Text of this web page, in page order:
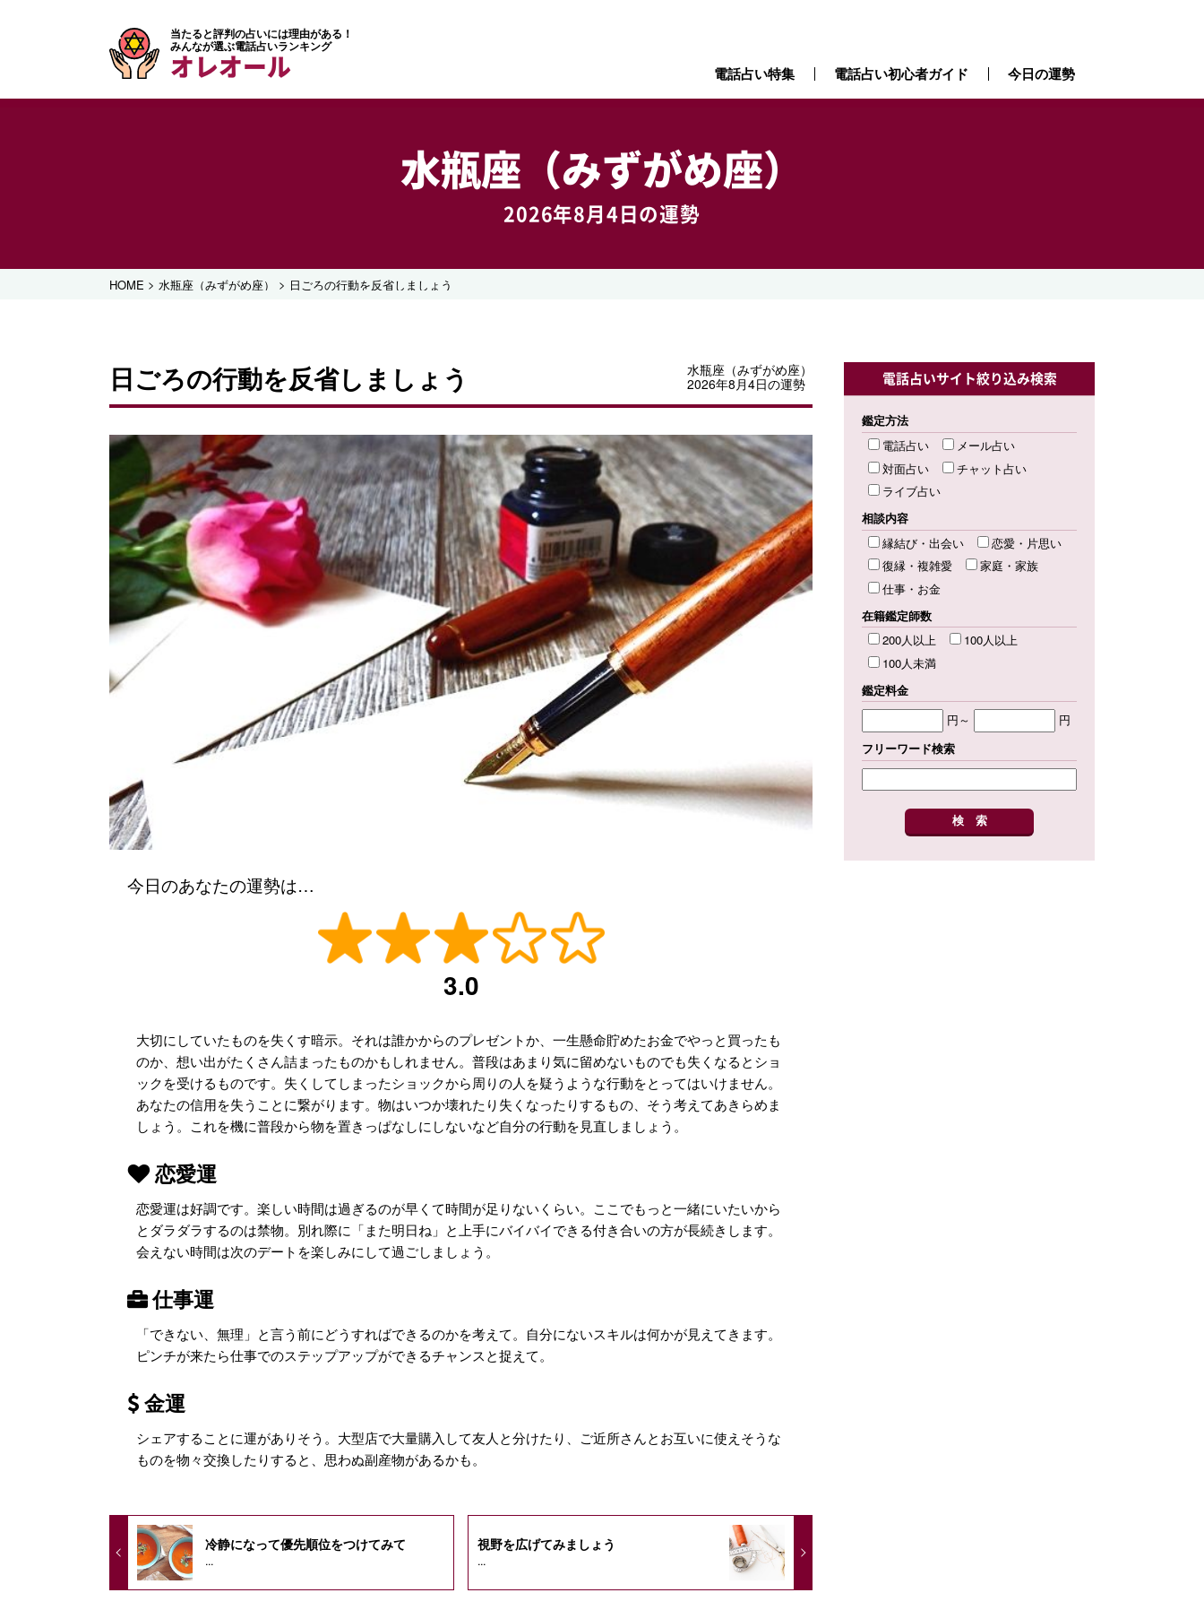
当たると評判の占いには理由がある！
みんなが選ぶ電話占いランキング
オレオール 電話占い特集 電話占い初心者ガイド 今日の運勢
水瓶座（みずがめ座）
2026年8月4日の運勢
HOME > 水瓶座（みずがめ座） > 日ごろの行動を反省しましょう
日ごろの行動を反省しましょう
水瓶座（みずがめ座）
2026年8月4日の運勢
今日のあなたの運勢は…
3.0
大切にしていたものを失くす暗示。それは誰かからのプレゼントか、一生懸命貯めたお金でやっと買ったも
のか、想い出がたくさん詰まったものかもしれません。普段はあまり気に留めないものでも失くなるとショ
ックを受けるものです。失くしてしまったショックから周りの人を疑うような行動をとってはいけません。
あなたの信用を失うことに繋がります。物はいつか壊れたり失くなったりするもの、そう考えてあきらめま
しょう。これを機に普段から物を置きっぱなしにしないなど自分の行動を見直しましょう。
恋愛運
恋愛運は好調です。楽しい時間は過ぎるのが早くて時間が足りないくらい。ここでもっと一緒にいたいから
とダラダラするのは禁物。別れ際に「また明日ね」と上手にバイバイできる付き合いの方が長続きします。
会えない時間は次のデートを楽しみにして過ごしましょう。
仕事運
「できない、無理」と言う前にどうすればできるのかを考えて。自分にないスキルは何かが見えてきます。
ピンチが来たら仕事でのステップアップができるチャンスと捉えて。
金運
シェアすることに運がありそう。大型店で大量購入して友人と分けたり、ご近所さんとお互いに使えそうな
ものを物々交換したりすると、思わぬ副産物があるかも。
冷静になって優先順位をつけてみて
...
視野を広げてみましょう
...
電話占いサイト絞り込み検索
鑑定方法
電話占い
メール占い
対面占い
チャット占い
ライブ占い
相談内容
縁結び・出会い
恋愛・片思い
復縁・複雑愛
家庭・家族
仕事・お金
在籍鑑定師数
200人以上
100人以上
100人未満
鑑定料金
円～
円
フリーワード検索